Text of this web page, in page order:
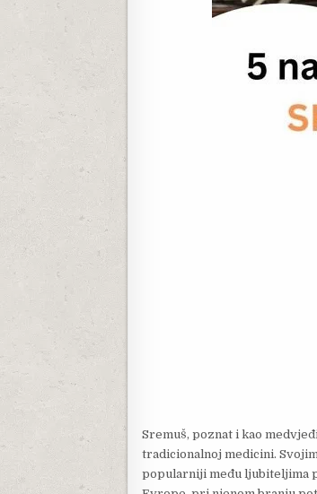
Sremuš, poznat i kao
tradicionalnoj medicini.
popularniji među ljubiteljima